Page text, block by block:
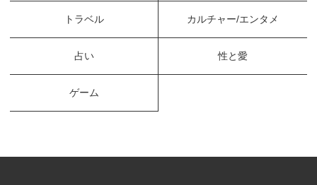
トラベル カルチャー/エンタメ
占い 性と愛
ゲーム